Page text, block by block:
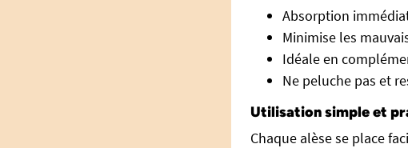
Absorption
Minimise les
Idéale en
Ne peluche pas et
Utilisation simple et
Chaque alèse se place